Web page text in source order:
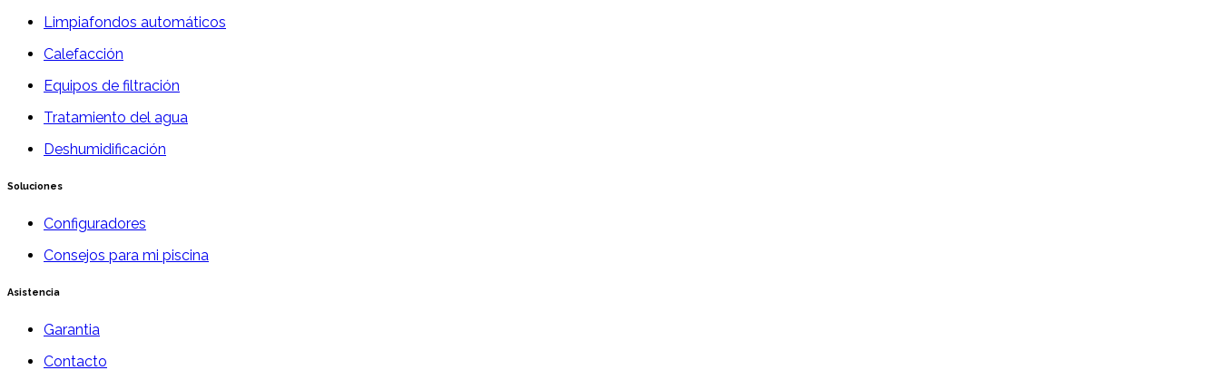
Limpiafondos automáticos
Calefacción
Equipos de filtración
Tratamiento del agua
Deshumidificación
Soluciones
Configuradores
Consejos para mi piscina
Asistencia
Garantia
Contacto